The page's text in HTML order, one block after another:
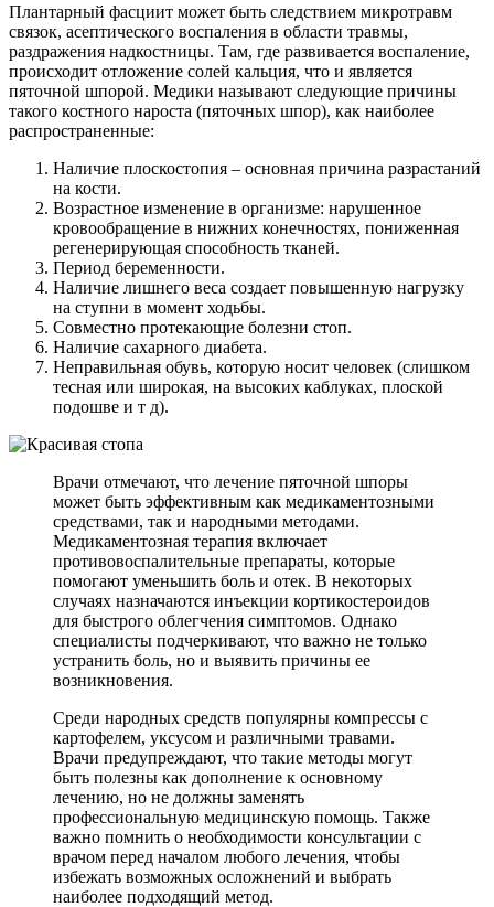
Плантарный фасциит может быть следствием микротравм
связок, асептического воспаления в области травмы,
раздражения надкостницы. Там, где развивается воспаление,
происходит отложение солей кальция, что и является
пяточной шпорой. Медики называют следующие причины
такого костного нароста (пяточных шпор), как наиболее
распространенные:
Наличие плоскостопия – основная причина разрастаний
на кости.
Возрастное изменение в организме: нарушенное
кровообращение в нижних конечностях, пониженная
регенерирующая способность тканей.
Период беременности.
Наличие лишнего веса создает повышенную нагрузку
на ступни в момент ходьбы.
Совместно протекающие болезни стоп.
Наличие сахарного диабета.
Неправильная обувь, которую носит человек (слишком
тесная или широкая, на высоких каблуках, плоской
подошве и т д).
Врачи отмечают, что лечение пяточной шпоры
может быть эффективным как медикаментозными
средствами, так и народными методами.
Медикаментозная терапия включает
противовоспалительные препараты, которые
помогают уменьшить боль и отек. В некоторых
случаях назначаются инъекции кортикостероидов
для быстрого облегчения симптомов. Однако
специалисты подчеркивают, что важно не только
устранить боль, но и выявить причины ее
возникновения.
Среди народных средств популярны компрессы с
картофелем, уксусом и различными травами.
Врачи предупреждают, что такие методы могут
быть полезны как дополнение к основному
лечению, но не должны заменять
профессиональную медицинскую помощь. Также
важно помнить о необходимости консультации с
врачом перед началом любого лечения, чтобы
избежать возможных осложнений и выбрать
наиболее подходящий метод.